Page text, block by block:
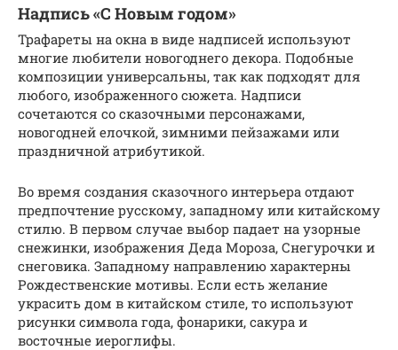
Надпись «С Новым годом»
Трафареты на окна в виде надписей используют
многие любители новогоднего декора. Подобные
композиции универсальны, так как подходят для
любого, изображенного сюжета. Надписи
сочетаются со сказочными персонажами,
новогодней елочкой, зимними пейзажами или
праздничной атрибутикой.
Во время создания сказочного интерьера отдают
предпочтение русскому, западному или китайскому
стилю. В первом случае выбор падает на узорные
снежинки, изображения Деда Мороза, Снегурочки и
снеговика. Западному направлению характерны
Рождественские мотивы. Если есть желание
украсить дом в китайском стиле, то используют
рисунки символа года, фонарики, сакура и
восточные иероглифы.